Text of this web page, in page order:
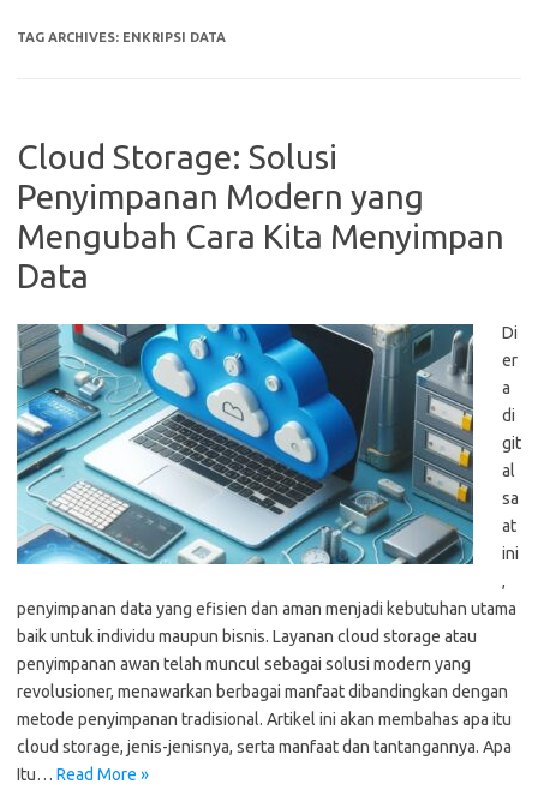
TAG ARCHIVES: ENKRIPSI DATA
Cloud Storage: Solusi
Penyimpanan Modern yang
Mengubah Cara Kita Menyimpan
Data
Di
er
a
di
git
al
sa
at
ini
,
penyimpanan data yang efisien dan aman menjadi kebutuhan utama
baik untuk individu maupun bisnis. Layanan cloud storage atau
penyimpanan awan telah muncul sebagai solusi modern yang
revolusioner, menawarkan berbagai manfaat dibandingkan dengan
metode penyimpanan tradisional. Artikel ini akan membahas apa itu
cloud storage, jenis-jenisnya, serta manfaat dan tantangannya. Apa
Itu… Read More »